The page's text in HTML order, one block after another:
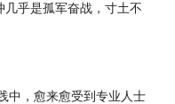
几乎是孤军奋战，寸土不
，愈来愈受到专业人士